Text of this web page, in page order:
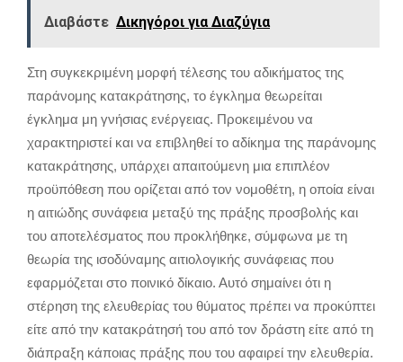
Διαβάστε Δικηγόροι για Διαζύγια
Στη συγκεκριμένη μορφή τέλεσης του αδικήματος της
παράνομης κατακράτησης, το έγκλημα θεωρείται
έγκλημα μη γνήσιας ενέργειας. Προκειμένου να
χαρακτηριστεί και να επιβληθεί το αδίκημα της παράνομης
κατακράτησης, υπάρχει απαιτούμενη μια επιπλέον
προϋπόθεση που ορίζεται από τον νομοθέτη, η οποία είναι
η αιτιώδης συνάφεια μεταξύ της πράξης προσβολής και
του αποτελέσματος που προκλήθηκε, σύμφωνα με τη
θεωρία της ισοδύναμης αιτιολογικής συνάφειας που
εφαρμόζεται στο ποινικό δίκαιο. Αυτό σημαίνει ότι η
στέρηση της ελευθερίας του θύματος πρέπει να προκύπτει
είτε από την κατακράτησή του από τον δράστη είτε από τη
διάπραξη κάποιας πράξης που του αφαιρεί την ελευθερία.